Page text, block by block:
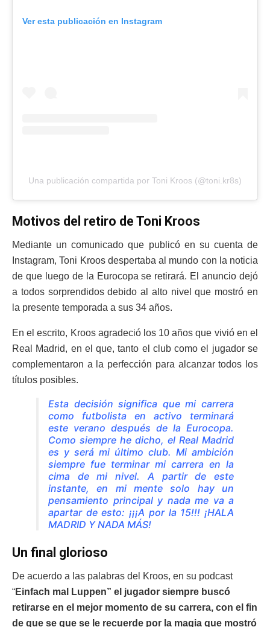
Ver esta publicación en Instagram
Una publicación compartida por Toni Kroos (@toni.kr8s)
Motivos del retiro de Toni Kroos
Mediante un comunicado que publicó en su cuenta de
Instagram, Toni Kroos despertaba al mundo con la noticia
de que luego de la Eurocopa se retirará. El anuncio dejó
a todos sorprendidos debido al alto nivel que mostró en
la presente temporada a sus 34 años.
En el escrito, Kroos agradeció los 10 años que vivió en el
Real Madrid, en el que, tanto el club como el jugador se
complementaron a la perfección para alcanzar todos los
títulos posibles.
Esta decisión significa que mi carrera
como futbolista en activo terminará
este verano después de la Eurocopa.
Como siempre he dicho, el Real Madrid
es y será mi último club. Mi ambición
siempre fue terminar mi carrera en la
cima de mi nivel. A partir de este
instante, en mi mente solo hay un
pensamiento principal y nada me va a
apartar de esto: ¡¡¡A por la 15!!! ¡HALA
MADRID Y NADA MÁS!
Un final glorioso
De acuerdo a las palabras del Kroos, en su podcast
“Einfach mal Luppen” el jugador siempre buscó
retirarse en el mejor momento de su carrera, con el fin
de que se que se le recuerde por la magia que mostró